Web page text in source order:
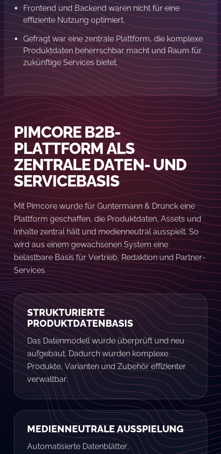
Frontend und Backend waren nicht für eine
effiziente Nutzung optimiert.
Gefragt war eine zentrale Plattform, die komplexe
Produktdaten beherrschbar macht und Raum für
zukünftige Services bietet.
PIMCORE B2B-
PLATTFORM ALS
ZENTRALE DATEN- UND
SERVICEBASIS
Mit Pimcore wurde für Guntermann & Drunck eine
Plattform geschaffen, die Produktdaten, Assets und
Inhalte zentral hält und medienneutral ausspielt. So
wird aus einem gewachsenen System eine
belastbare Basis für Vertrieb, Redaktion und Partner-
Services.
STRUKTURIERTE
PRODUKTDATENBASIS
Das Datenmodell wurde überprüft und neu
aufgebaut. Dadurch wurden komplexe
Produkte, Varianten und Zubehör effizienter
verwaltbar.
MEDIENNEUTRALE AUSSPIELUNG
Automatisierte Datenblätter,